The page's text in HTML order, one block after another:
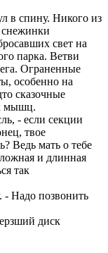
в спину. Никого из
свет на
парка. Ветви
Ограненные
особенно на
сказочные
мышц.
- если секции
твое
Ведь мать о тебе
и длинная
так
- Надо позвонить
диск